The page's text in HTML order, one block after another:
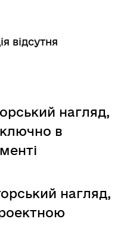
відсутня
нагляд,
в
нагляд,